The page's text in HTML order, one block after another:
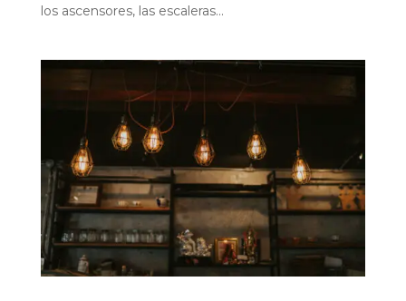
los ascensores, las escaleras...